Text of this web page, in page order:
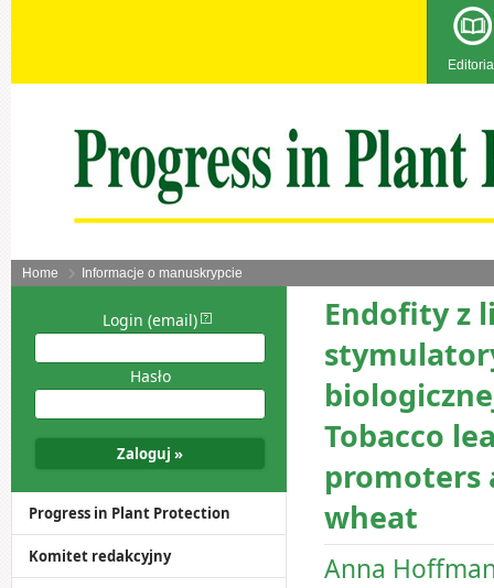
Home Informacje o manuskrypcie
Login (email)
Hasło
Progress in Plant Protection
Komitet redakcyjny
Endofity z
Tobacco
promoters
wheat
Anna